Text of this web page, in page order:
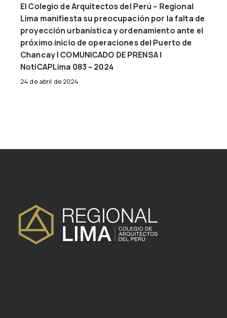
El Colegio de Arquitectos del Perú – Regional
Lima manifiesta su preocupación por la falta de
proyección urbanística y ordenamiento ante el
próximo inicio de operaciones del Puerto de
Chancay | COMUNICADO DE PRENSA |
NotiCAPLima 083 – 2024
24 de abril de 2024